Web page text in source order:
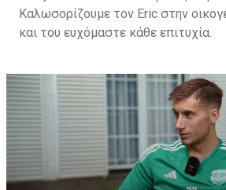
Καλωσορίζουμε τον Eric στην
και του ευχόμαστε κάθε επιτυχία.